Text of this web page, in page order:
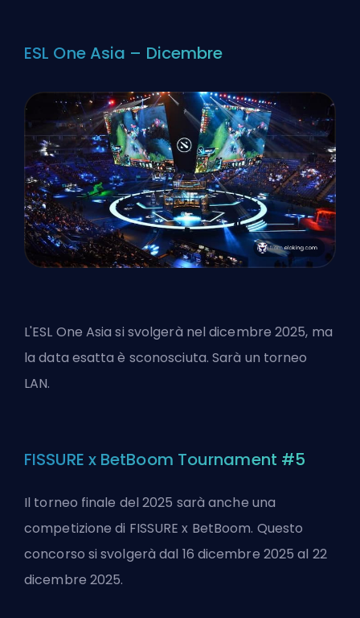
ESL One Asia – Dicembre
L'ESL One Asia si svolgerà nel dicembre 2025, ma
la data esatta è sconosciuta. Sarà un torneo
LAN.
FISSURE x BetBoom Tournament #5
Il torneo finale del 2025 sarà anche una
competizione di FISSURE x BetBoom. Questo
concorso si svolgerà dal 16 dicembre 2025 al 22
dicembre 2025.